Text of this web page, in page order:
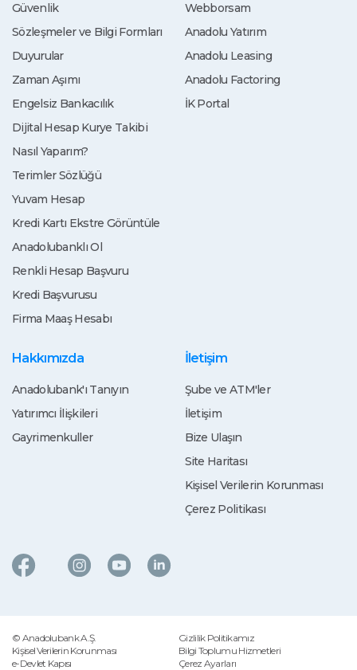
Güvenlik
Sözleşmeler ve Bilgi Formları
Duyurular
Zaman Aşımı
Engelsiz Bankacılık
Dijital Hesap Kurye Takibi
Nasıl Yaparım?
Terimler Sözlüğü
Yuvam Hesap
Kredi Kartı Ekstre Görüntüle
Anadolubanklı Ol
Renkli Hesap Başvuru
Kredi Başvurusu
Firma Maaş Hesabı
Webborsam
Anadolu Yatırım
Anadolu Leasing
Anadolu Factoring
İK Portal
Hakkımızda
Anadolubank'ı Tanıyın
Yatırımcı İlişkileri
Gayrimenkuller
İletişim
Şube ve ATM'ler
İletişim
Bize Ulaşın
Site Haritası
Kişisel Verilerin Korunması
Çerez Politikası
© Anadolubank A.Ş.
Gizlilik Politikamız
Kişisel Verilerin Korunması
Bilgi Toplumu Hizmetleri
e-Devlet Kapısı
Çerez Ayarları